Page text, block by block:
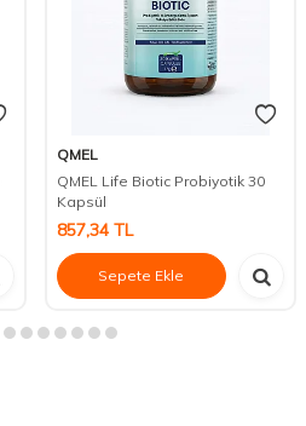
QMEL
QMEL Life Biotic Probiyotik 30
Kapsül
857,34TL
Sepete Ekle